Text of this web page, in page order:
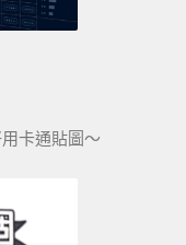
卡通貼圖～